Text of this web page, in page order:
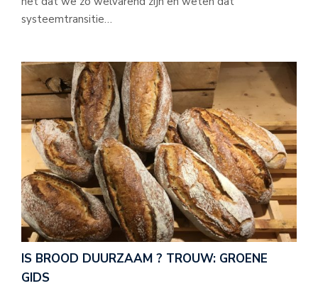
systeemtransitie…
IS BROOD DUURZAAM ? TROUW: GROENE
GIDS